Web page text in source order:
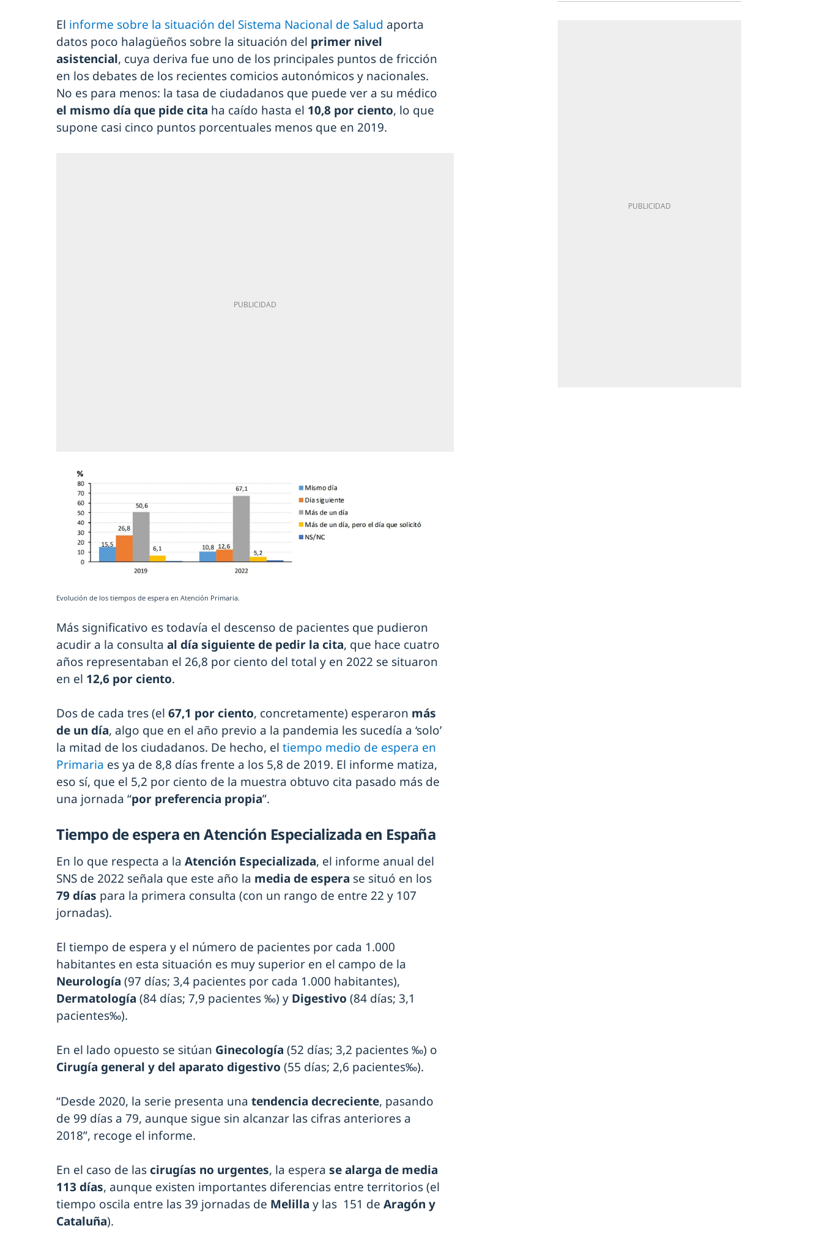
El informe sobre la situación del Sistema Nacional de Salud aporta
datos poco halagüeños sobre la situación del primer nivel
asistencial, cuya deriva fue uno de los principales puntos de fricción
en los debates de los recientes comicios autonómicos y nacionales.
No es para menos: la tasa de ciudadanos que puede ver a su médico
el mismo día que pide cita ha caído hasta el 10,8 por ciento, lo que
supone casi cinco puntos porcentuales menos que en 2019.
Evolución de los tiempos de espera en Atención Primaria.
Más significativo es todavía el descenso de pacientes que pudieron
acudir a la consulta al día siguiente de pedir la cita, que hace cuatro
años representaban el 26,8 por ciento del total y en 2022 se situaron
en el 12,6 por ciento.
Dos de cada tres (el 67,1 por ciento, concretamente) esperaron más
de un día, algo que en el año previo a la pandemia les sucedía a ‘solo’
la mitad de los ciudadanos. De hecho, el tiempo medio de espera en
Primaria es ya de 8,8 días frente a los 5,8 de 2019. El informe matiza,
eso sí, que el 5,2 por ciento de la muestra obtuvo cita pasado más de
una jornada “por preferencia propia”.
Tiempo de espera en Atención Especializada en España
En lo que respecta a la Atención Especializada, el informe anual del
SNS de 2022 señala que este año la media de espera se situó en los
79 días para la primera consulta (con un rango de entre 22 y 107
jornadas).
El tiempo de espera y el número de pacientes por cada 1.000
habitantes en esta situación es muy superior en el campo de la
Neurología (97 días; 3,4 pacientes por cada 1.000 habitantes),
Dermatología (84 días; 7,9 pacientes ‰) y Digestivo (84 días; 3,1
pacientes‰).
En el lado opuesto se sitúan Ginecología (52 días; 3,2 pacientes ‰) o
Cirugía general y del aparato digestivo (55 días; 2,6 pacientes‰).
“Desde 2020, la serie presenta una tendencia decreciente, pasando
de 99 días a 79, aunque sigue sin alcanzar las cifras anteriores a
2018”, recoge el informe.
En el caso de las cirugías no urgentes, la espera se alarga de media
113 días, aunque existen importantes diferencias entre territorios (el
tiempo oscila entre las 39 jornadas de Melilla y las 151 de Aragón y
Cataluña).